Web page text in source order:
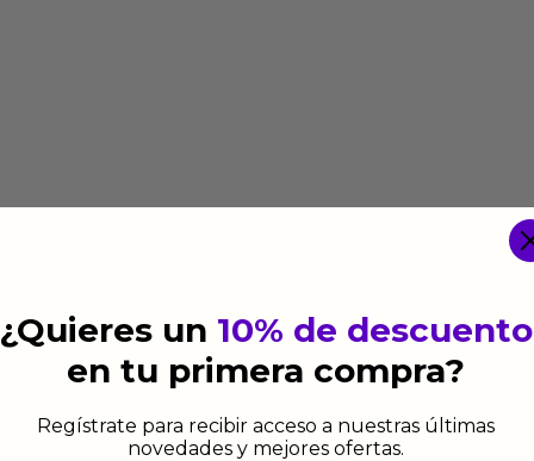
¿Quieres un 10% de descuento
en tu primera compra?
Regístrate para recibir acceso a nuestras últimas
novedades y mejores ofertas.